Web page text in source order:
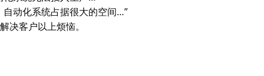
动化系统占据很大的空间…”
决客户以上烦恼。